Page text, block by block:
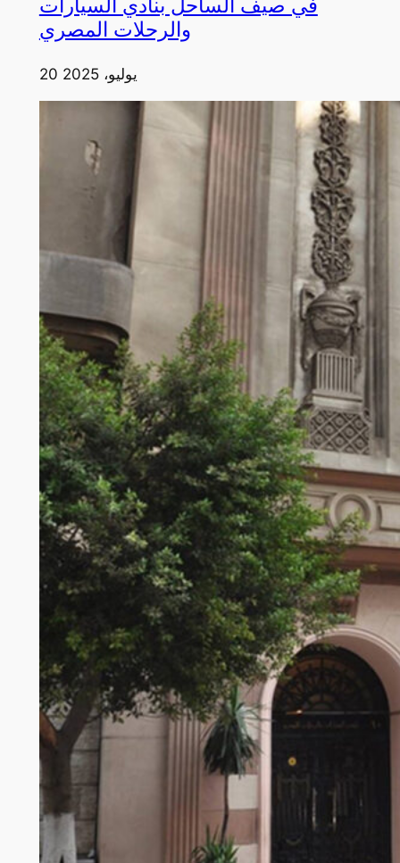
في صيف الساحل بنادي السيارات
والرحلات المصري
20 يوليو، 2025